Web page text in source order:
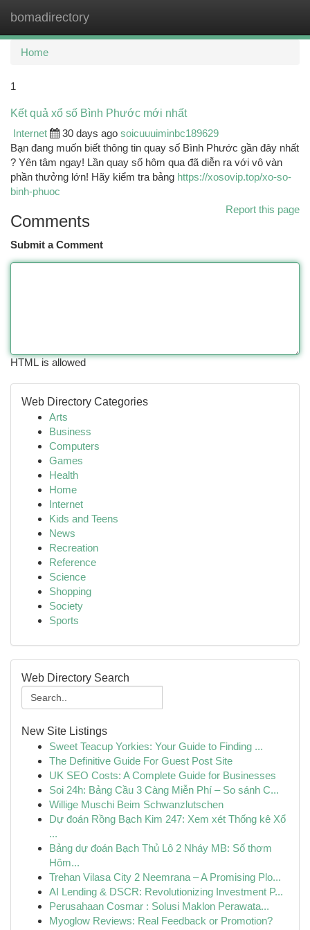
bomadirectory
Home
1
Kết quả xổ số Bình Phước mới nhất
Internet
30 days ago soicuuuiminbc189629
Bạn đang muốn biết thông tin quay số Bình Phước gần đây nhất
? Yên tâm ngay! Lần quay số hôm qua đã diễn ra với vô vàn
phần thưởng lớn! Hãy kiểm tra bảng https://xosovip.top/xo-so-
binh-phuoc
Report this page
Comments
Submit a Comment
HTML is allowed
Web Directory Categories
Arts
Business
Computers
Games
Health
Home
Internet
Kids and Teens
News
Recreation
Reference
Science
Shopping
Society
Sports
Web Directory Search
New Site Listings
Sweet Teacup Yorkies: Your Guide to Finding ...
The Definitive Guide For Guest Post Site
UK SEO Costs: A Complete Guide for Businesses
Soi 24h: Bảng Cầu 3 Càng Miễn Phí – So sánh C...
Willige Muschi Beim Schwanzlutschen
Dự đoán Rồng Bạch Kim 247: Xem xét Thống kê Xổ
...
Bảng dự đoán Bạch Thủ Lô 2 Nháy MB: Số thơm
Hôm...
Trehan Vilasa City 2 Neemrana – A Promising Plo...
AI Lending & DSCR: Revolutionizing Investment P...
Perusahaan Cosmar : Solusi Maklon Perawata...
Myoglow Reviews: Real Feedback or Promotion?